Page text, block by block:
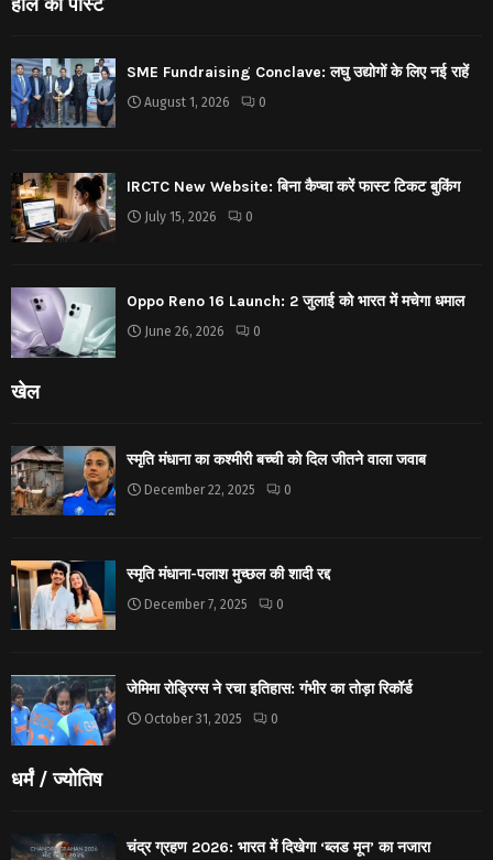
SME Fundraising Conclave: लघु उद्योगों के लिए नई राहें
August 1, 2026 0
IRCTC New Website: बिना कैप्चा करें फास्ट टिकट बुकिंग
July 15, 2026 0
Oppo Reno 16 Launch: 2 जुलाई को भारत में मचेगा धमाल
June 26, 2026 0
खेल
स्मृति मंधाना का कश्मीरी बच्ची को दिल जीतने वाला जवाब
December 22, 2025 0
स्मृति मंधाना-पलाश मुच्छल की शादी रद्द
December 7, 2025 0
जेमिमा रोड्रिग्स ने रचा इतिहास: गंभीर का तोड़ा रिकॉर्ड
October 31, 2025 0
धर्मं / ज्योतिष
चंद्र ग्रहण 2026: भारत में दिखेगा ‘ब्लड मून’ का नजारा